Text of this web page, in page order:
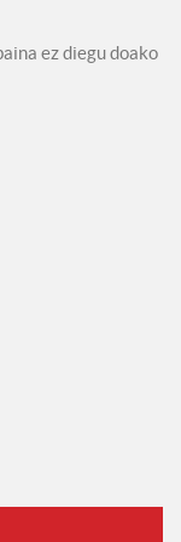
ez diegu doako